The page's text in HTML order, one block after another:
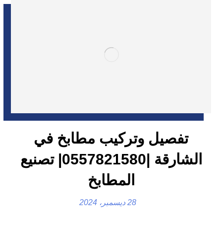
تفصيل وتركيب مطابخ في
الشارقة |0557821580| تصنيع
المطابخ
28 ديسمبر، 2024